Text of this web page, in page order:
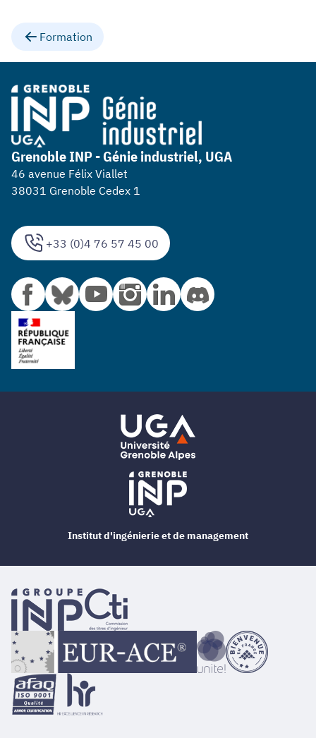
Formation
+33 (0)4 76 57 45 00
Grenoble INP - Génie industriel, UGA
46 avenue Félix Viallet
38031 Grenoble Cedex 1
Institut d'ingénierie et de management